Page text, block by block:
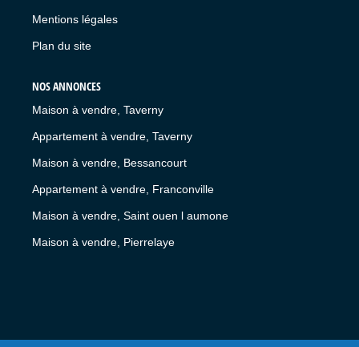
Mentions légales
Plan du site
NOS ANNONCES
Maison à vendre, Taverny
Appartement à vendre, Taverny
Maison à vendre, Bessancourt
Appartement à vendre, Franconville
Maison à vendre, Saint ouen l aumone
Maison à vendre, Pierrelaye